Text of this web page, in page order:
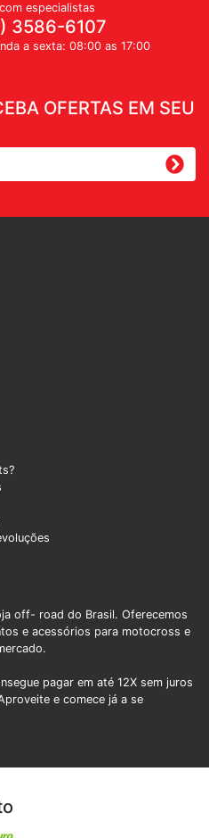
OFERTAS EM SEU
especialistas
3586-6107
a sexta: 08:00 as 17:00
off- road do Brasil. Oferecemos
e acessórios para motocross e
pagar em até 12X sem juros
e comece já a se